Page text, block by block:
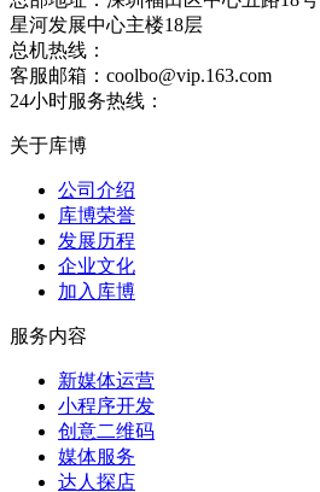
星河发展中心主楼18层
总机热线：
客服邮箱：coolbo@vip.163.com
24小时服务热线：
关于库博
公司介绍
库博荣誉
发展历程
企业文化
加入库博
服务内容
新媒体运营
小程序开发
创意二维码
媒体服务
达人探店